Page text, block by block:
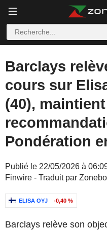
Barclays
cours sur
(40),
Pondération
Publié le 22/05/2026 à
Finwire - Traduit par
ELISA OYJ -0,40 %
Barclays relève son